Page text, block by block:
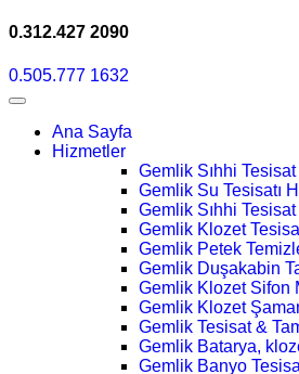
0.312.427 2090
0.505.777 1632
Ana Sayfa
Hizmetler
Gemlik Sıhhi Tesisat
Gemlik Su Tesisatı
Gemlik Sıhhi
Gemlik Klozet
Gemlik Petek
Gemlik Duşakabin
Gemlik Klozet Sifon
Gemlik Klozet
Gemlik Tesisat &
Gemlik Batarya,
Gemlik Banyo